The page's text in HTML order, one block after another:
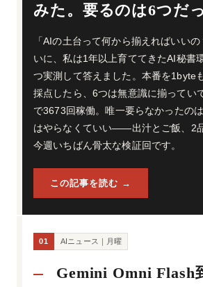
みた。要るのは6つだ
「AIの土台って何から揃えればいい
いに、私は1年以上育ててきたAI秘書
つ実測して答えました。本番を1byte
採点したら、6つは無意識に揃ってい
で3673回稼働。唯一要らなかったの
はやらなくていい——出汁とご飯、2
今週いちばん骨太な検証回です。
この記事を読む →
01 AIニュース｜月曜
Gemini Omni Flash